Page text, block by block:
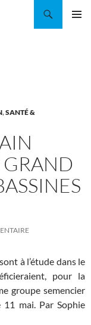
,SANTÉ &
GRAND
à l’étude dans le
pour la
groupe semencier
mai. Par Sophie